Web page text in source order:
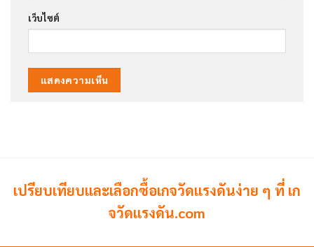
เว็บไซต์
เปรียบเทียบและเลือกซื้อเกจวัดแรงดันง่าย ๆ ที่ เก
จวัดแรงดัน.com